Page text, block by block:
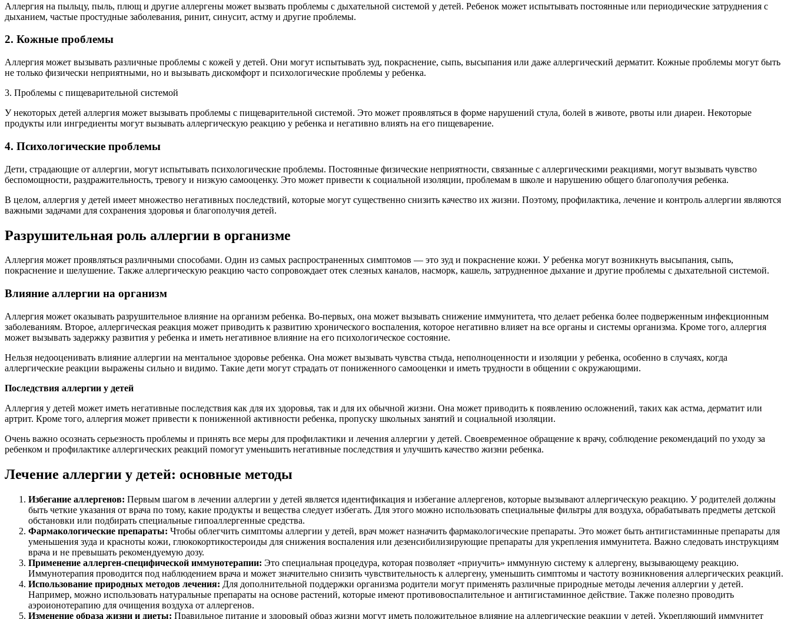
Аллергия на пыльцу, пыль, плющ и другие аллергены может вызвать проблемы с дыхательной системой у детей. Ребенок может испытывать постоянные или периодические затруднения с
дыханием, частые простудные заболевания, ринит, синусит, астму и другие проблемы.
2. Кожные проблемы
Аллергия может вызывать различные проблемы с кожей у детей. Они могут испытывать зуд, покраснение, сыпь, высыпания или даже аллергический дерматит. Кожные проблемы могут быть
не только физически неприятными, но и вызывать дискомфорт и психологические проблемы у ребенка.
3. Проблемы с пищеварительной системой
У некоторых детей аллергия может вызывать проблемы с пищеварительной системой. Это может проявляться в форме нарушений стула, болей в животе, рвоты или диареи. Некоторые
продукты или ингредиенты могут вызывать аллергическую реакцию у ребенка и негативно влиять на его пищеварение.
4. Психологические проблемы
Дети, страдающие от аллергии, могут испытывать психологические проблемы. Постоянные физические неприятности, связанные с аллергическими реакциями, могут вызывать чувство
беспомощности, раздражительность, тревогу и низкую самооценку. Это может привести к социальной изоляции, проблемам в школе и нарушению общего благополучия ребенка.
В целом, аллергия у детей имеет множество негативных последствий, которые могут существенно снизить качество их жизни. Поэтому, профилактика, лечение и контроль аллергии являются
важными задачами для сохранения здоровья и благополучия детей.
Разрушительная роль аллергии в организме
Аллергия может проявляться различными способами. Один из самых распространенных симптомов — это зуд и покраснение кожи. У ребенка могут возникнуть высыпания, сыпь,
покраснение и шелушение. Также аллергическую реакцию часто сопровождает отек слезных каналов, насморк, кашель, затрудненное дыхание и другие проблемы с дыхательной системой.
Влияние аллергии на организм
Аллергия может оказывать разрушительное влияние на организм ребенка. Во-первых, она может вызывать снижение иммунитета, что делает ребенка более подверженным инфекционным
заболеваниям. Второе, аллергическая реакция может приводить к развитию хронического воспаления, которое негативно влияет на все органы и системы организма. Кроме того, аллергия
может вызывать задержку развития у ребенка и иметь негативное влияние на его психологическое состояние.
Нельзя недооценивать влияние аллергии на ментальное здоровье ребенка. Она может вызывать чувства стыда, неполноценности и изоляции у ребенка, особенно в случаях, когда
аллергические реакции выражены сильно и видимо. Такие дети могут страдать от пониженного самооценки и иметь трудности в общении с окружающими.
Последствия аллергии у детей
Аллергия у детей может иметь негативные последствия как для их здоровья, так и для их обычной жизни. Она может приводить к появлению осложнений, таких как астма, дерматит или
артрит. Кроме того, аллергия может привести к пониженной активности ребенка, пропуску школьных занятий и социальной изоляции.
Очень важно осознать серьезность проблемы и принять все меры для профилактики и лечения аллергии у детей. Своевременное обращение к врачу, соблюдение рекомендаций по уходу за
ребенком и профилактике аллергических реакций помогут уменьшить негативные последствия и улучшить качество жизни ребенка.
Лечение аллергии у детей: основные методы
Избегание аллергенов: Первым шагом в лечении аллергии у детей является идентификация и избегание аллергенов, которые вызывают аллергическую реакцию. У родителей должны
быть четкие указания от врача по тому, какие продукты и вещества следует избегать. Для этого можно использовать специальные фильтры для воздуха, обрабатывать предметы детской
обстановки или подбирать специальные гипоаллергенные средства.
Фармакологические препараты: Чтобы облегчить симптомы аллергии у детей, врач может назначить фармакологические препараты. Это может быть антигистаминные препараты для
уменьшения зуда и красноты кожи, глюкокортикостероиды для снижения воспаления или дезенсибилизирующие препараты для укрепления иммунитета. Важно следовать инструкциям
врача и не превышать рекомендуемую дозу.
Применение аллерген-специфической иммунотерапии: Это специальная процедура, которая позволяет «приучить» иммунную систему к аллергену, вызывающему реакцию.
Иммунотерапия проводится под наблюдением врача и может значительно снизить чувствительность к аллергену, уменьшить симптомы и частоту возникновения аллергических реакций.
Использование природных методов лечения: Для дополнительной поддержки организма родители могут применять различные природные методы лечения аллергии у детей.
Например, можно использовать натуральные препараты на основе растений, которые имеют противовоспалительное и антигистаминное действие. Также полезно проводить
аэроионотерапию для очищения воздуха от аллергенов.
Изменение образа жизни и диеты: Правильное питание и здоровый образ жизни могут иметь положительное влияние на аллергические реакции у детей. Укрепляющий иммунитет